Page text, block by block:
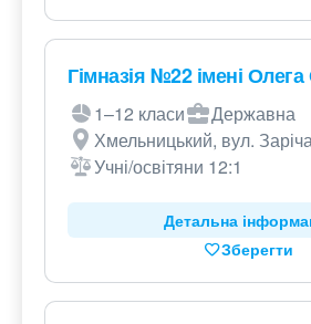
Гімназія №22 імені
1–12 класи
Державна
Хмельницький, вул.
Учні/освітяни 12:1
Детальна
Зберегти